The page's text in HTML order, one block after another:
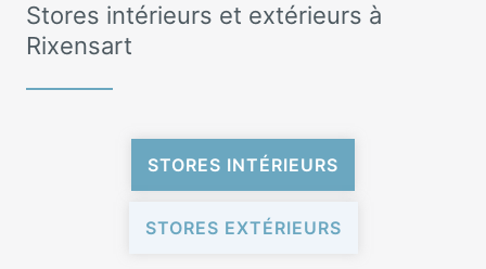
Stores intérieurs et extérieurs à
Rixensart
STORES INTÉRIEURS
STORES EXTÉRIEURS